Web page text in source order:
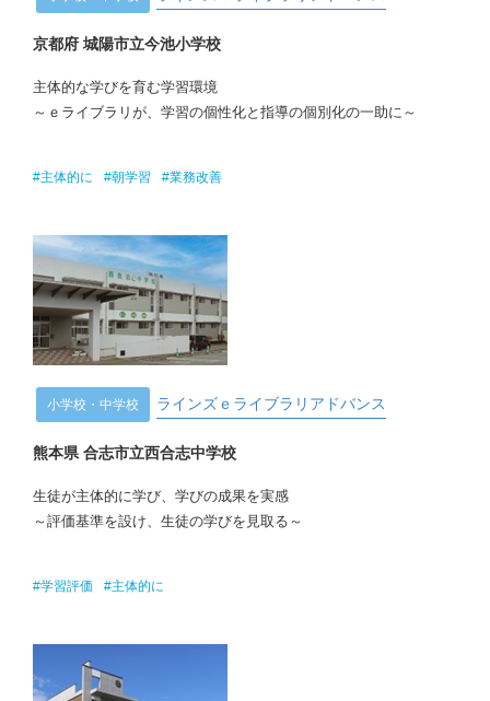
京都府 城陽市立今池小学校
主体的な学びを育む学習環境
～ｅライブラリが、学習の個性化と指導の個別化の一助に～
#主体的に #朝学習 #業務改善
小学校・中学校 ラインズｅライブラリアドバンス
熊本県 合志市立西合志中学校
生徒が主体的に学び、学びの成果を実感
～評価基準を設け、生徒の学びを見取る～
#学習評価 #主体的に